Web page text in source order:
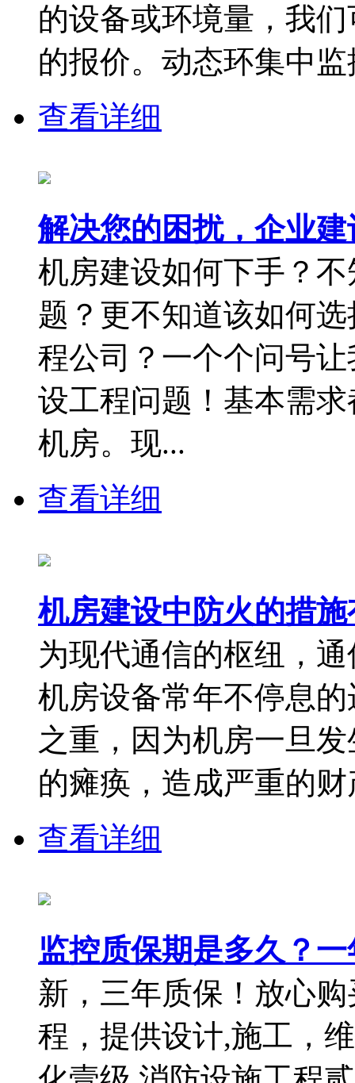
的设备或环境量，我
的报价。动态环集中
查看详细
解决您的困扰，企业
机房建设如何下手？
题？更不知道该如何
程公司？一个个问号
设工程问题！基本需
机房。现...
查看详细
机房建设中防火的措
为现代通信的枢纽，
机房设备常年不停息
之重，因为机房一旦
的瘫痪，造成严重的
查看详细
监控质保期是多久？一
新，三年质保！放心
程，提供设计,施工，